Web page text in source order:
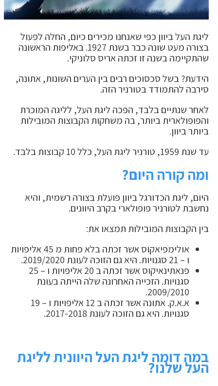
ליגת העל ביוון כפי שאנחנו מכירים כיום, החלה לפעול
בצורה מעט שונה כבר בשנת 1927. באליפות הראשונה
שהתקיימה בשנה זו זכתה אריס סלוניקי.
הידעת? בשל סכסוכים רבים בין הערים השונות, אתונה,
סירבה להתמודד בטורניר הזה.
לאחר שנתיים בלבד, הפכה ליגת העל, לליגה המוכרת
והפופולארית ביותר, בה משחקות הקבוצות המובילות
ביותר ביוון.
עד שנת 1959, טורניר ליגת העל, כלל 10 קבוצות בלבד.
ומה קורה היום?
היום, ליגת הכדורגל ביוון פועלת בצורה רשמית, והיא
נחשבת לטורניר פופולארי בקרב היוונים.
בין הקבוצות המובילות תמצאו את:
אולימפיאקוס אשר זכתה בלא פחות מ 45 אליפויות
ו – 21 סגנויות. היא גם הזוכה לעונת 2019/2020.
פנאתינאיקוס אשר זכתה ב 20 אליפויות ו – 25
סגנויות. הזכייה האחרונה שלה הייתה בעונת
2009/2010.
א.א.ק. אתונה אשר זכתה ב 12 אליפויות ו – 19
סגנויות. היא גם הזוכה לעונת 2017-2018.
במה דומה ליגת העל היוונית לליגת
העל שלנו?